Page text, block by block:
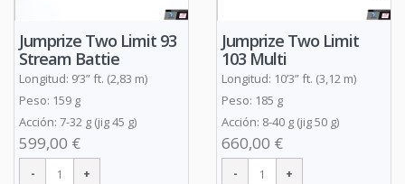
Jumprize Two Limit 93
Stream Battie
Longitud: 9’3” ft. (2,83 m)
Peso: 159 g
Acción: 7-32 g (jig 45 g)
599,00 €
Jumprize Two Limit
103 Multi
Longitud: 10’3” ft. (3,12 m)
Peso: 185 g
Acción: 8-40 g (jig 50 g)
660,00 €